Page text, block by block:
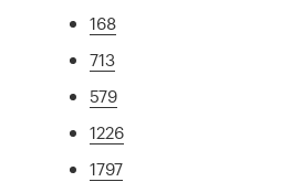
168
713
579
1226
1797